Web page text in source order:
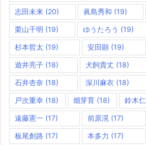
志田未来 (20) 眞島秀和 (19)
栗山千明 (19) ゆうたろう (19)
杉本哲太 (19) 安田顕 (19)
遊井亮子 (18) 犬飼貴丈 (18)
石井杏奈 (18) 深川麻衣 (18)
戸次重幸 (18) 畑芽育 (18) 鈴木仁
遠藤憲一 (17) 前原滉 (17)
板尾創路 (17) 本多力 (17)